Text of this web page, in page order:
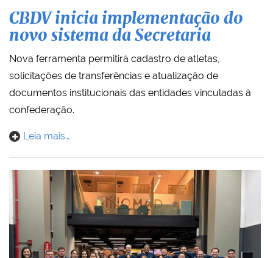
CBDV inicia implementação do
novo sistema da Secretaria
Nova ferramenta permitirá cadastro de atletas,
solicitações de transferências e atualização de
documentos institucionais das entidades vinculadas à
confederação.
Leia mais…